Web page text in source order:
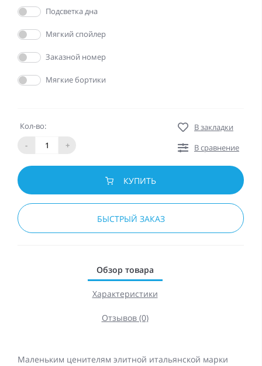
Подсветка дна
Да
Мягкий спойлер
Да
Заказной номер
Да
Мягкие бортики
Да
Кол-во:
-
+
В закладки
В сравнение
КУПИТЬ
БЫСТРЫЙ ЗАКАЗ
Обзор товара
Характеристики
Отзывов (0)
Маленьким ценителям элитной итальянской марки